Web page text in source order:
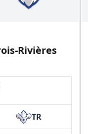
Rivières
TR